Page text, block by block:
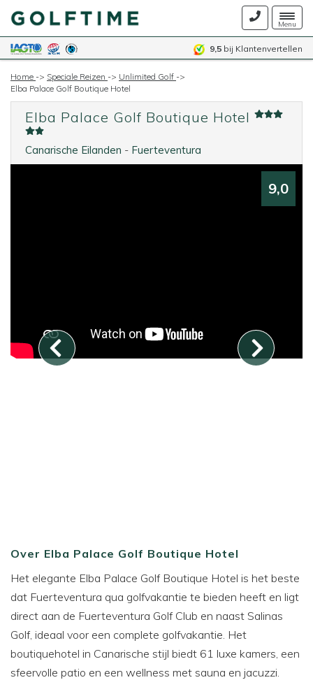
Menu
9,5 bij Klantenvertellen
Home -> Speciale Reizen -> Unlimited Golf ->
Elba Palace Golf Boutique Hotel
Elba Palace Golf Boutique Hotel
Canarische Eilanden - Fuerteventura
9,0
Over Elba Palace Golf Boutique Hotel
Het elegante Elba Palace Golf Boutique Hotel is het beste
dat Fuerteventura qua golfvakantie te bieden heeft en ligt
direct aan de Fuerteventura Golf Club en naast Salinas
Golf, ideaal voor een complete golfvakantie. Het
boutiquehotel in Canarische stijl biedt 61 luxe kamers, een
sfeervolle patio en een wellness met sauna en jacuzzi.